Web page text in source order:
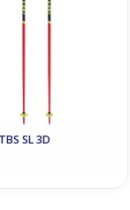
SL 3D